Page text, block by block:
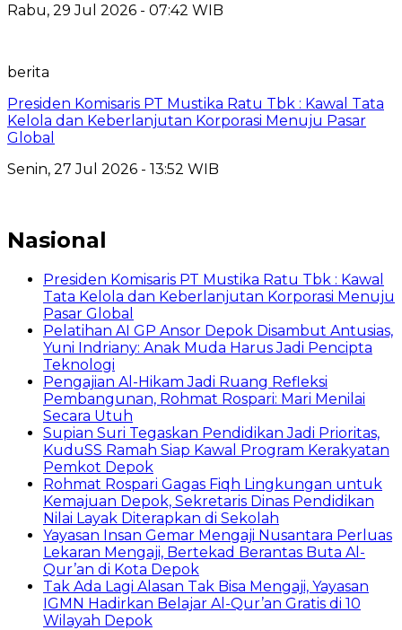
Rabu, 29 Jul 2026 - 07:42 WIB
berita
Presiden Komisaris PT Mustika Ratu Tbk : Kawal Tata
Kelola dan Keberlanjutan Korporasi Menuju Pasar
Global
Senin, 27 Jul 2026 - 13:52 WIB
Nasional
Presiden Komisaris PT Mustika Ratu Tbk : Kawal
Tata Kelola dan Keberlanjutan Korporasi Menuju
Pasar Global
Pelatihan AI GP Ansor Depok Disambut Antusias,
Yuni Indriany: Anak Muda Harus Jadi Pencipta
Teknologi
Pengajian Al-Hikam Jadi Ruang Refleksi
Pembangunan, Rohmat Rospari: Mari Menilai
Secara Utuh
Supian Suri Tegaskan Pendidikan Jadi Prioritas,
KuduSS Ramah Siap Kawal Program Kerakyatan
Pemkot Depok
Rohmat Rospari Gagas Fiqh Lingkungan untuk
Kemajuan Depok, Sekretaris Dinas Pendidikan
Nilai Layak Diterapkan di Sekolah
Yayasan Insan Gemar Mengaji Nusantara Perluas
Lekaran Mengaji, Bertekad Berantas Buta Al-
Qur’an di Kota Depok
Tak Ada Lagi Alasan Tak Bisa Mengaji, Yayasan
IGMN Hadirkan Belajar Al-Qur’an Gratis di 10
Wilayah Depok